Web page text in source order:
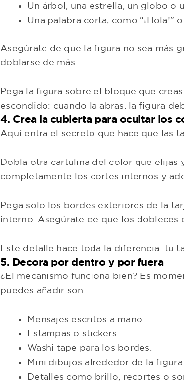
Un árbol, una estrella, un globo o
Una palabra corta, como “¡Hola!” o
Asegúrate de que la figura no sea más
doblarse de más.
Pega la figura sobre el bloque que
escondido; cuando la abras, la figura
4. Crea la cubierta para ocultar los
Aquí entra el secreto que hace que las
Dobla otra cartulina del color que elijas
completamente los cortes internos y
Pega solo los bordes exteriores de la
interno. Asegúrate de que los dobleces
Este detalle hace toda la diferencia: tu
5. Decora por dentro y por fuera
¿El mecanismo funciona bien? Es
puedes añadir son:
Mensajes escritos a mano.
Estampas o stickers.
Washi tape para los bordes.
Mini dibujos alrededor de la figura.
Detalles como brillo, recortes o